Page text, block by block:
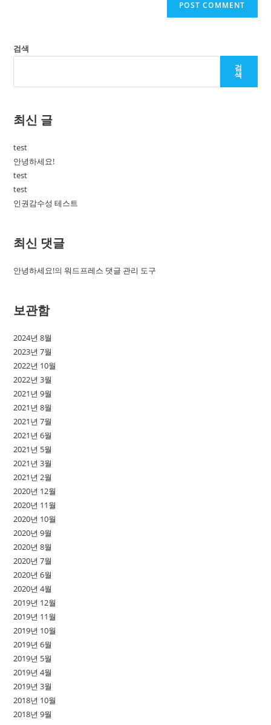
검색
검
색
최신 글
test
안녕하세요!
test
test
인권감수성 테스트
최신 댓글
안녕하세요!의워드프레스 댓글 관리 도구
보관함
2024년 8월
2023년 7월
2022년 10월
2022년 3월
2021년 9월
2021년 8월
2021년 7월
2021년 6월
2021년 5월
2021년 3월
2021년 2월
2020년 12월
2020년 11월
2020년 10월
2020년 9월
2020년 8월
2020년 7월
2020년 6월
2020년 4월
2019년 12월
2019년 11월
2019년 10월
2019년 6월
2019년 5월
2019년 4월
2019년 3월
2018년 10월
2018년 9월